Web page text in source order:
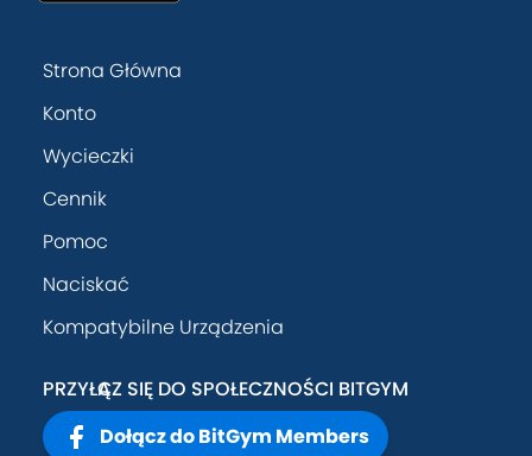
Strona Główna
Konto
Wycieczki
Cennik
Pomoc
Naciskać
Kompatybilne Urządzenia
PRZYŁĄCZ SIĘ DO SPOŁECZNOŚCI BITGYM
Dołącz do BitGym Members